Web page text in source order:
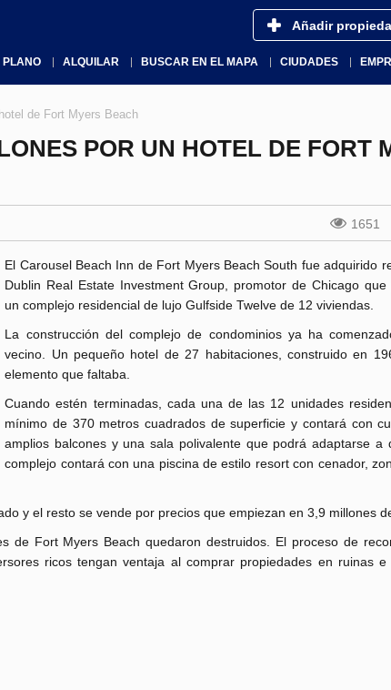
Añadir
PLANO ALQUILAR BUSCAR EN EL MAPA CIUDADES
de Fort Myers Beach
POR UN HOTEL DE FORT
1651
El Carousel Beach Inn de Fort Myers Beach South fue adquirido
Dublin Real Estate Investment Group, promotor de Chicago
un complejo residencial de lujo Gulfside Twelve de 12 viviendas.
La construcción del complejo de condominios ya ha
vecino. Un pequeño hotel de 27 habitaciones, construido en
elemento que faltaba.
Cuando estén terminadas, cada una de las 12 unidades
mínimo de 370 metros cuadrados de superficie y contará con
amplios balcones y una sala polivalente que podrá adaptarse a
complejo contará con una piscina de estilo resort con cenador,
y el resto se vende por precios que empiezan en 3,9 millones
de Fort Myers Beach quedaron destruidos. El proceso de
ricos tengan ventaja al comprar propiedades en ruinas e